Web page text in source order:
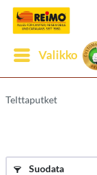
Valikko
Telttaputket
Suodata